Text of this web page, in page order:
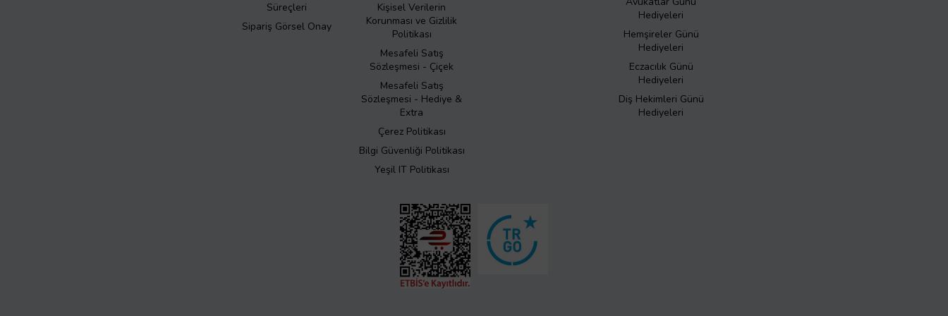
Süreçleri
Sipariş Görsel Onay
Kişisel Verilerin
Korunması ve Gizlilik
Politikası
Mesafeli Satış
Sözleşmesi - Çiçek
Mesafeli Satış
Sözleşmesi - Hediye &
Extra
Çerez Politikası
Bilgi Güvenliği Politikası
Yeşil IT Politikası
Hediyeleri
Hemşireler Günü
Hediyeleri
Eczacılık Günü
Hediyeleri
Diş Hekimleri Günü
Hediyeleri